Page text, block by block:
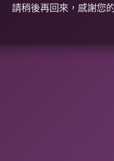
請稍後再回來，感謝您